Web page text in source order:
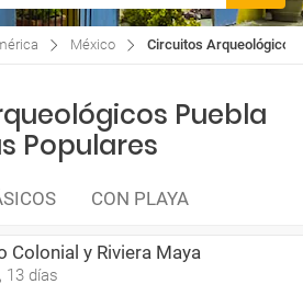
México Circuitos Arqueológicos
Puebla
Populares
CON PLAYA
Colonial y Riviera Maya
13 días